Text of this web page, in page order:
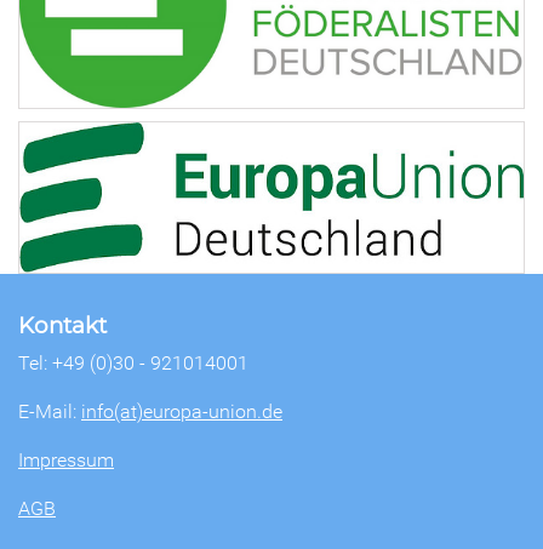
Kontakt
Tel: +49 (0)30 - 921014001
E-Mail: info(at)europa-union.de
Impressum
AGB